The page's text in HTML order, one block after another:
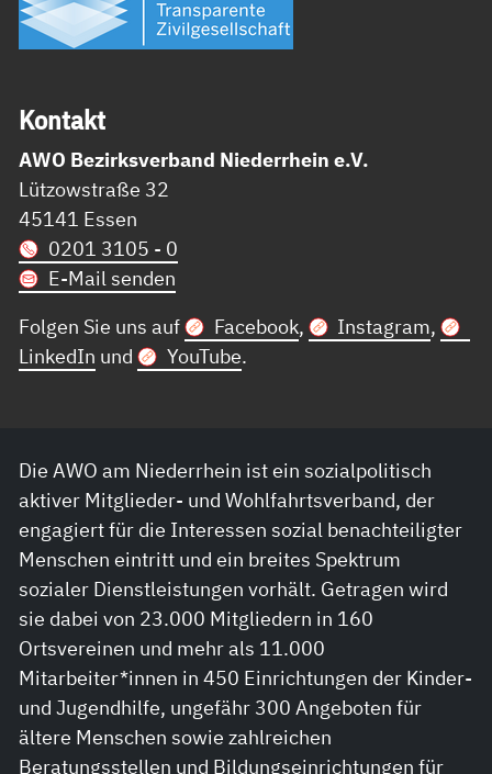
Kon­takt
AWO Bezirksverband Niederrhein e.V.
Lützowstraße 32
45141 Essen
0201 3105 - 0
E-Mail senden
Folgen Sie uns auf
Facebook, Instagram,
LinkedIn und YouTube.
Die AWO am Niederrhein ist ein sozialpolitisch
aktiver Mitglieder- und Wohlfahrtsverband, der
engagiert für die Interessen sozial benachteiligter
Menschen eintritt und ein breites Spektrum
sozialer Dienstleistungen vorhält. Getragen wird
sie dabei von 23.000 Mitgliedern in 160
Ortsvereinen und mehr als 11.000
Mitarbeiter*innen in 450 Einrichtungen der Kinder-
und Jugendhilfe, ungefähr 300 Angeboten für
ältere Menschen sowie zahlreichen
Beratungsstellen und Bildungseinrichtungen für